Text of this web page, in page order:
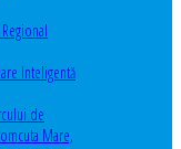
Inteligentă
de
Mare,